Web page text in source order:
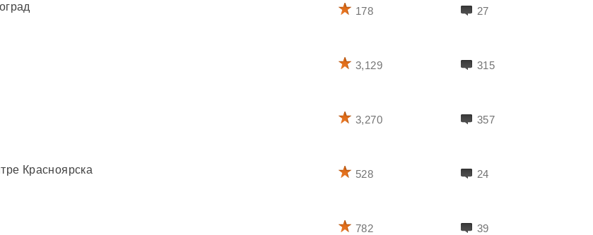
178 27
3,129 315
3,270 357
Красноярска 528 24
782 39